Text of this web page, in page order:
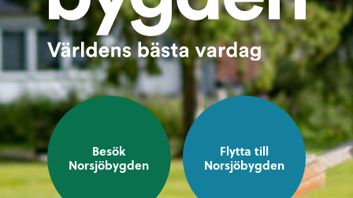
Välkommen till
Besök
Norsjöbygden
Flytta till
Norsjöbygden